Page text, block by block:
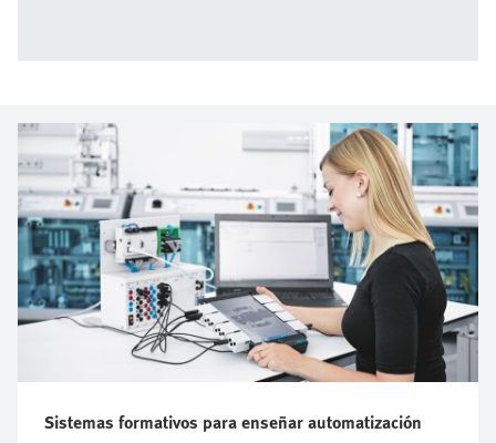
Sistemas formativos para enseñar automatización